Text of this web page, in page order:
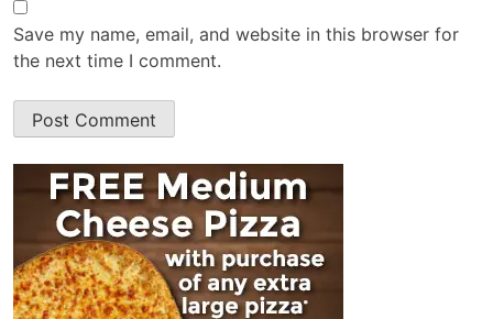
Save my name, email, and website in this browser for
the next time I comment.